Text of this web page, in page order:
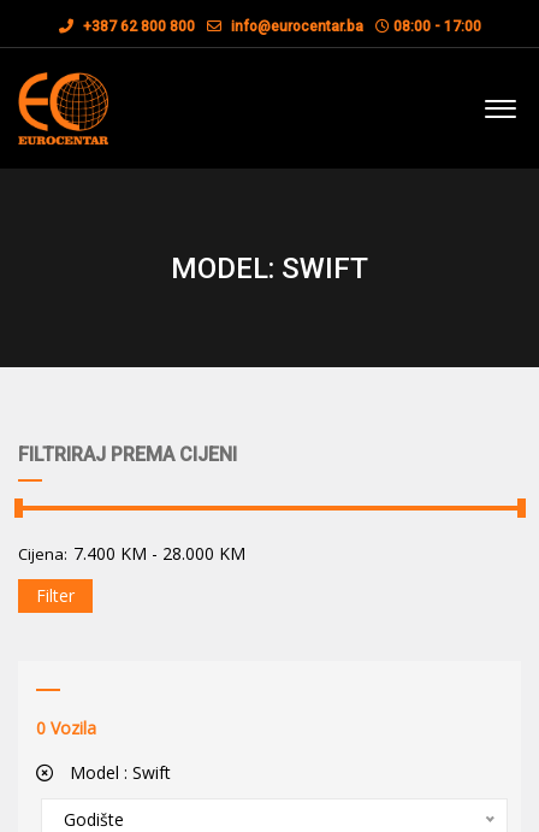
+387 62 800 800 info@eurocentar.ba 08:00 - 17:00
MODEL: SWIFT
FILTRIRAJ PREMA CIJENI
Cijena: 7.400 KM - 28.000 KM
Filter
0 Vozila
Model : Swift
Godište